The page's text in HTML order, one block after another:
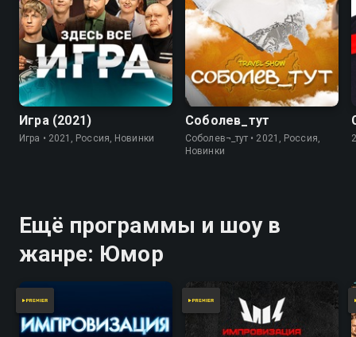
7.8
Игра (2021)
Игра • 2021, Россия, Новинки
Соболев_тут
Соболев¬_тут • 2021, Россия,
Новинки
Ещё программы и шоу в
жанре: Юмор